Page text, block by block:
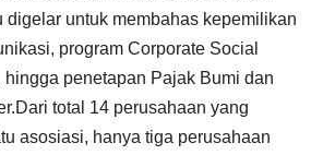
digelar untuk membahas kepemilikan
program Corporate Social
penetapan Pajak Bumi dan
total 14 perusahaan yang
asosiasi, hanya tiga perusahaan